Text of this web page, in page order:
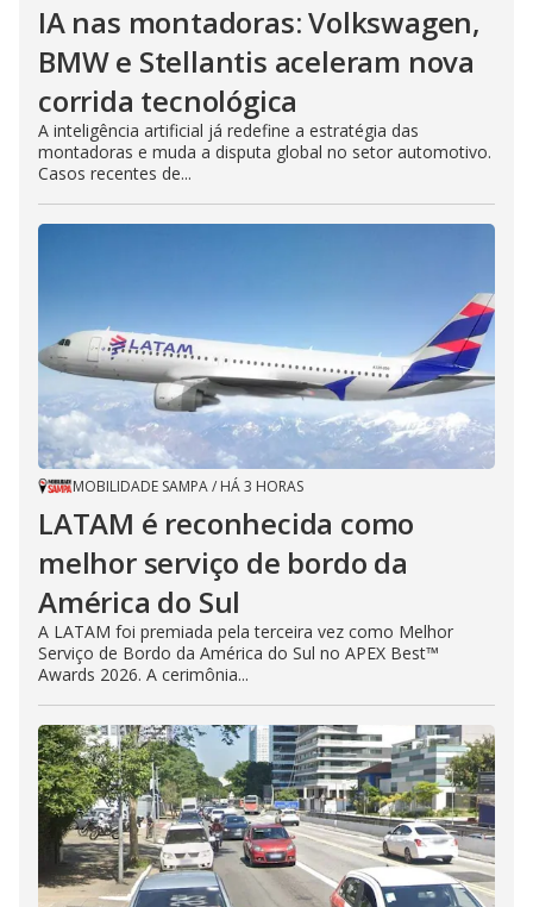
IA nas montadoras: Volkswagen,
BMW e Stellantis aceleram nova
corrida tecnológica
A inteligência artificial já redefine a estratégia das
montadoras e muda a disputa global no setor automotivo.
Casos recentes de...
MOBILIDADE SAMPA/ HÁ 3 HORAS
LATAM é reconhecida como
melhor serviço de bordo da
América do Sul
A LATAM foi premiada pela terceira vez como Melhor
Serviço de Bordo da América do Sul no APEX Best™
Awards 2026. A cerimônia...